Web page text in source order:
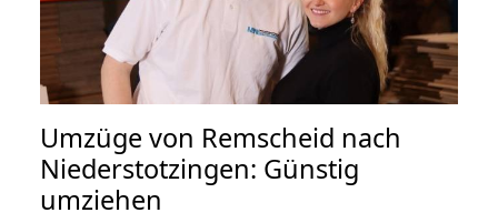
Umzüge von Remscheid nach
Niederstotzingen: Günstig
umziehen